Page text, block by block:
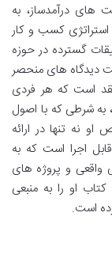
درآمدساز، به
کسب و کار
گسترده در حوزه
دیدگاه های منحصر
است که هر فردی
به شرطی که با اصول
نه تنها در ارائه
اجرا است که به
واقعی و پروژه های
او را به منبعی
است.